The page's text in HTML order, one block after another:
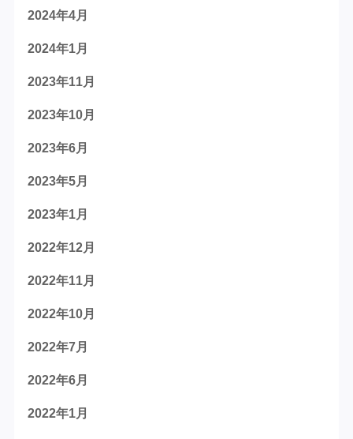
2024年4月
2024年1月
2023年11月
2023年10月
2023年6月
2023年5月
2023年1月
2022年12月
2022年11月
2022年10月
2022年7月
2022年6月
2022年1月